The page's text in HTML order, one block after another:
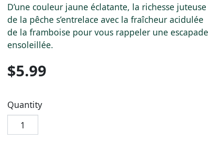
D’une couleur jaune éclatante, la richesse juteuse
de la pêche s’entrelace avec la fraîcheur acidulée
de la framboise pour vous rappeler une escapade
ensoleillée.
$5.99
Quantity